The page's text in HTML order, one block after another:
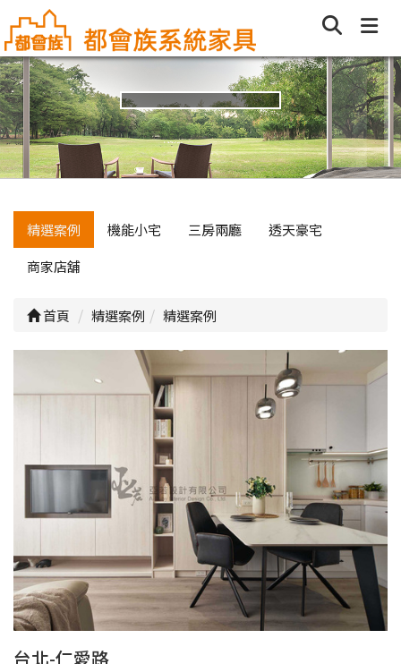
精選案例 機能小宅 三房兩廳
透天豪宅
商家店舖
首頁 精選案例 精選案例
台北-仁愛路